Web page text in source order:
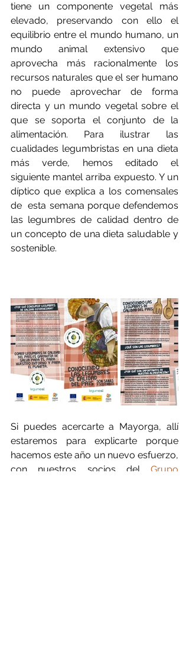
tiene un componente vegetal más
elevado, preservando con ello el
equilibrio entre el mundo humano, un
mundo animal extensivo que
aprovecha más racionalmente los
recursos naturales que el ser humano
no puede aprovechar de forma
directa y un mundo vegetal sobre el
que se soporta el conjunto de la
alimentación. Para ilustrar las
cualidades legumbristas en una dieta
más verde, hemos editado el
siguiente mantel arriba expuesto. Y un
díptico que explica a los comensales
de  esta semana porque defendemos
las legumbres de calidad dentro de
un concepto de una dieta saludable y
sostenible.
Si puedes acercarte a Mayorga, allí
estaremos para explicarte porque
hacemos este año un nuevo esfuerzo,
con nuestros socios del Grupo